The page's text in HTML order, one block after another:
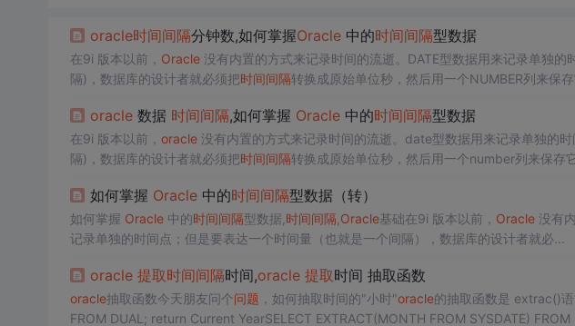
oracle时间间隔分钟数,如何掌握Oracle中的时间间隔型数据
在9i 版本以前， Oracle没有内置的方式来记录时间的流逝。DATE型数据用来记录单独的
隔)，数据库的设计者就必须把时间间隔转换成原始单位秒，然后用一个NUMBER列来保
进制为基础...
oracle数据 时间间隔,如何掌握 Oracle中的时间间隔型数据
在9i 版本以前， oracle没有内置的方式来记录时间的流逝。date型数据用来记录单独的
隔)，数据库的设计者就必须把时间间隔转换成原始单位秒，然后用一个number列来保存
为基础...
如何掌握 Oracle中的时间间隔型数据（转）
如何掌握 Oracle中的时间间隔型数据, 时间间隔 Oracle基础在9i 版本以前， Oracle没有
记录单独的时间点；但是要表达一个时间量（也就是一个间隔），数据库的设计者就必...
oracle 提取时间间隔时间,oracle 提取时间 抽取函数
oracle抽取函数今天朋友问个问题 ，如何抽取时间的"小时"oracle的抽取函数是 extrac()语
FROM DUAL; return Current YearSELECT EXTRACT(MONTH FROM SYSDATE)